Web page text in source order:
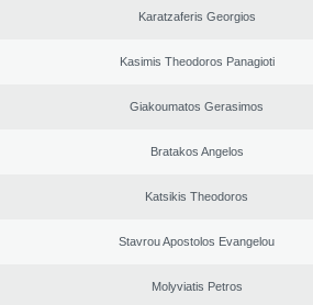
Karatzaferis Georgios
Kasimis Theodoros Panagioti
Giakoumatos Gerasimos
Bratakos Angelos
Katsikis Theodoros
Stavrou Apostolos Evangelou
Molyviatis Petros